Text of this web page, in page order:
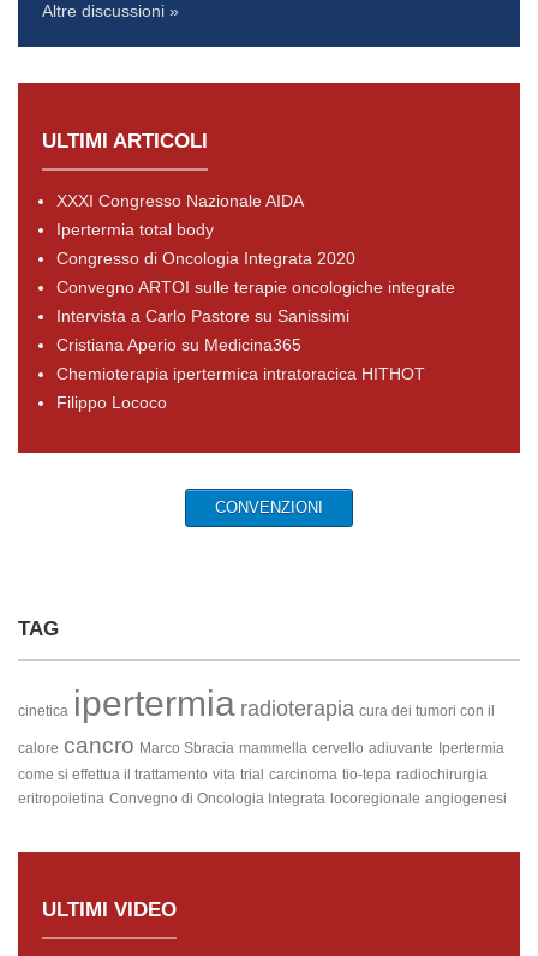
Altre discussioni »
ULTIMI ARTICOLI
XXXI Congresso Nazionale AIDA
Ipertermia total body
Congresso di Oncologia Integrata 2020
Convegno ARTOI sulle terapie oncologiche integrate
Intervista a Carlo Pastore su Sanissimi
Cristiana Aperio su Medicina365
Chemioterapia ipertermica intratoracica HITHOT
Filippo Lococo
CONVENZIONI
TAG
cinetica ipertermia radioterapia cura dei tumori con il
calore cancro Marco Sbracia mammella cervello adiuvante Ipertermia
come si effettua il trattamento vita trial carcinoma tio-tepa radiochirurgia
eritropoietina Convegno di Oncologia Integrata locoregionale angiogenesi
ULTIMI VIDEO